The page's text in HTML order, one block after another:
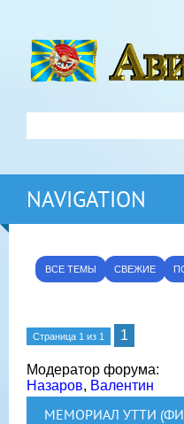
NAVIGATION
ВСЕ ТЕМЫ СВЕЖИЕ
Страница 1 из 1 1
Модератор форума:
Назаров, Валентин
МЕМОРИАЛ УТТИ